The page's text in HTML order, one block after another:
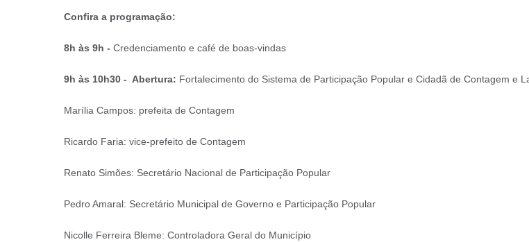
Confira a programação:
8h às 9h - Credenciamento e café de boas-vindas
9h às 10h30 - Abertura: Fortalecimento do Sistema de Participação Popular e Cidadã de Contagem e
Marília Campos: prefeita de Contagem
Ricardo Faria: vice-prefeito de Contagem
Renato Simões: Secretário Nacional de Participação Popular
Pedro Amaral: Secretário Municipal de Governo e Participação Popular
Nicolle Ferreira Bleme: Controladora Geral do Município